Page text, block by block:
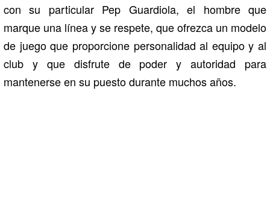
con su particular Pep Guardiola, el hombre que
marque una línea y se respete, que ofrezca un modelo
de juego que proporcione personalidad al equipo y al
club y que disfrute de poder y autoridad para
mantenerse en su puesto durante muchos años.